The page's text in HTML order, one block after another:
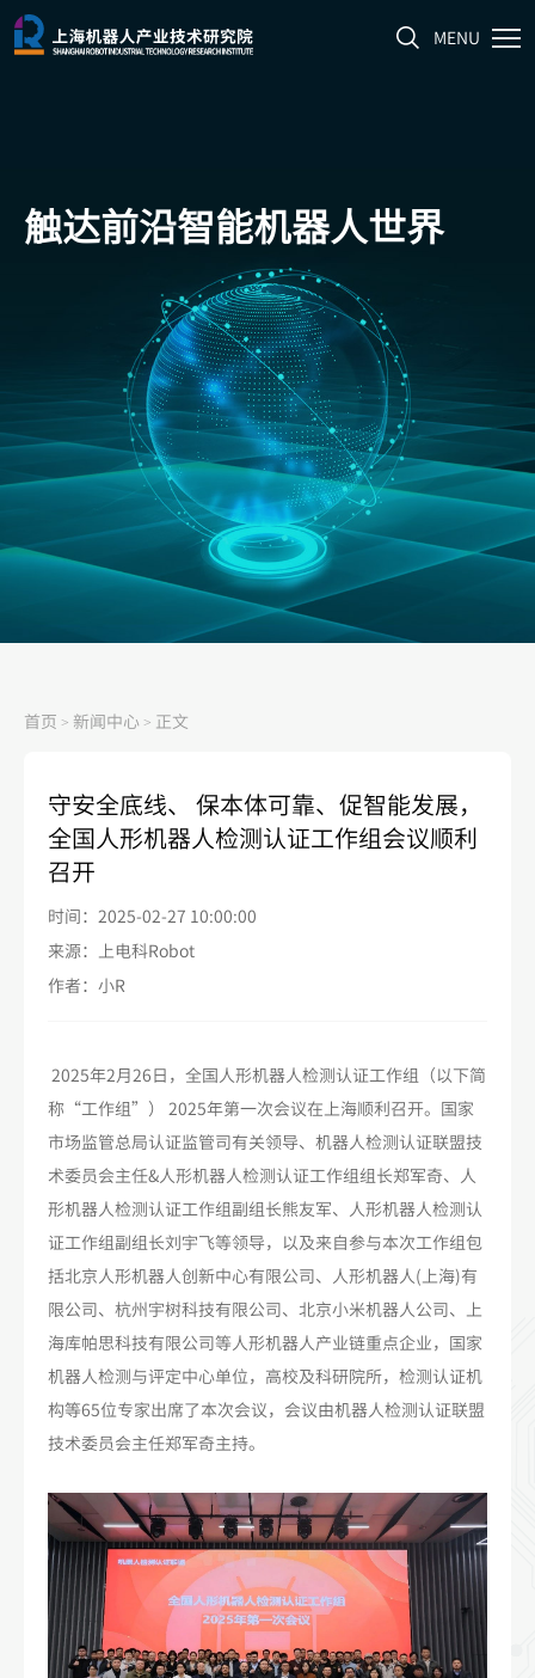
MENU
触达前沿智能机器人世界
首页 > 新闻中心 > 正文
守安全底线、 保本体可靠、促智能发展，
全国人形机器人检测认证工作组会议顺利
召开
时间：2025-02-27 10:00:00
来源：上电科Robot
作者：小R
2025年2月26日，全国人形机器人检测认证工作组（以下简
称“工作组”） 2025年第一次会议在上海顺利召开。国家
市场监管总局认证监管司有关领导、机器人检测认证联盟技
术委员会主任&人形机器人检测认证工作组组长郑军奇、人
形机器人检测认证工作组副组长熊友军、人形机器人检测认
证工作组副组长刘宇飞等领导，以及来自参与本次工作组包
括北京人形机器人创新中心有限公司、人形机器人(上海)有
限公司、杭州宇树科技有限公司、北京小米机器人公司、上
海库帕思科技有限公司等人形机器人产业链重点企业，国家
机器人检测与评定中心单位，高校及科研院所，检测认证机
构等65位专家出席了本次会议，会议由机器人检测认证联盟
技术委员会主任郑军奇主持。